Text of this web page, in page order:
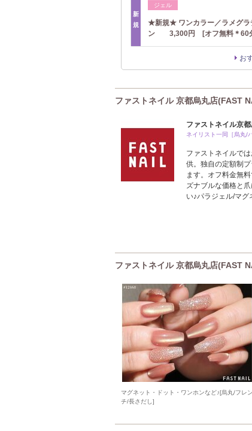
新
規
ジェル
★新規★ ワンカラー／ラメグラ
ン 3,300円 [オフ無料＊60
お
ファストネイル 京都烏丸店(FAST
ファストネイル京
ネイリスト一同［烏丸/
ファストネイルで
供。独自の定額制
ます。オフ料金無
ズナブルな価格と
い♪パラジェル/マグ
ファストネイル 京都烏丸店(FAST
マグネット・ドット・ワンホンなど♪[烏丸/フレン
チ/長さだし]